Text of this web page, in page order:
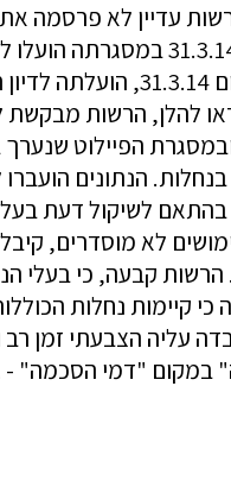
הרשות עדיין לא פרסמה
העבודה" להחלטה 1155. אנו מקווים, כי נהלי העבודה יפורסמו בהקדם ולאחר שהתקיימה ישיבת מועצת מקרקעי ישראל ביום
התיקונים הנדרשים בהחלטה 1155, ובין היתר, הפרדת ההחלטה לקיבוץ ולמושב. במסגרת הדיון שהתקיים
כפי שתראו להלן, הרשות
הדרך, ממועד אישור ההחלטה בבג"ץ בחודש יוני 2011 ועד למועד זה
הנתונים
להכנת תשריטים שיצורפו להסכמי החכירה לפי החלטה 823 (אושרו בהחלטה 1311) אליהם יצורף הנספח להחלטה
לא מוסדרים,
קבעה, כי בעלי
קיימות נחלות
להסב את שימת הלב לעובדה עליה
במקום "דמי הסכמה"